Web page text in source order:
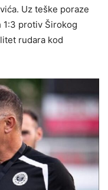
Uz teške poraze
1:3 protiv Širokog
rudara kod